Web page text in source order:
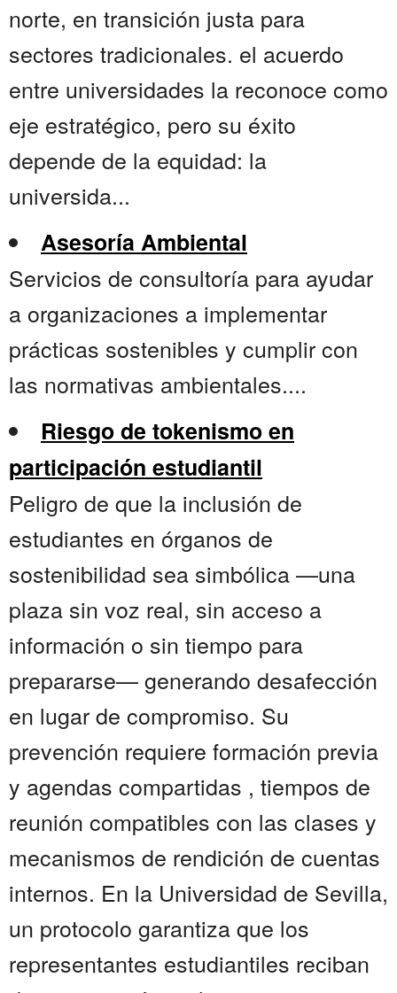
norte, en transición justa para
sectores tradicionales. el acuerdo
entre universidades la reconoce como
eje estratégico, pero su éxito
depende de la equidad: la
universida...
Asesoría Ambiental
Servicios de consultoría para ayudar
a organizaciones a implementar
prácticas sostenibles y cumplir con
las normativas ambientales....
Riesgo de tokenismo en
participación estudiantil
Peligro de que la inclusión de
estudiantes en órganos de
sostenibilidad sea simbólica —una
plaza sin voz real, sin acceso a
información o sin tiempo para
prepararse— generando desafección
en lugar de compromiso. Su
prevención requiere formación previa
y agendas compartidas , tiempos de
reunión compatibles con las clases y
mecanismos de rendición de cuentas
internos. En la Universidad de Sevilla,
un protocolo garantiza que los
representantes estudiantiles reciban